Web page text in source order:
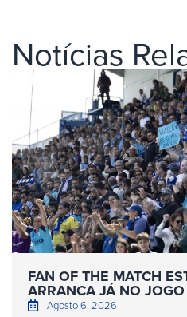
Notícias
FAN OF THE MATCH
ARRANCA JÁ NO
Agosto 6, 2026